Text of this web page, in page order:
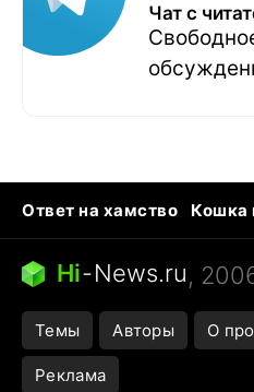
Чат с
Ответ на хамство
Кошка
Тунцы в океанариуме
Ядовитые пауки России
Открытие в Google Maps
Hi-News.ru,
Темы Авторы О
Реклама